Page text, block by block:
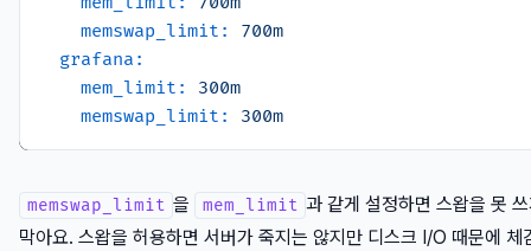
memswap_limit:
700m
grafana:
mem_limit:
300m
memswap_limit:
300m
memswap_limit 을 mem_limit 과 같게 설정하면 스왑을 못
막아요. 스왑을 허용하면 서버가 죽지는 않지만 디스크 I/O 때문에 체